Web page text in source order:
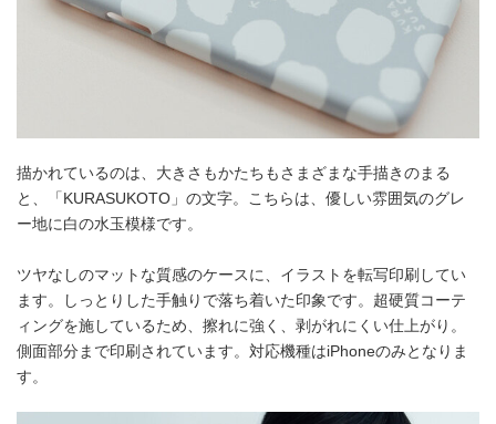
描かれているのは、大きさもかたちもさまざまな手描きのまる
と、「KURASUKOTO」の文字。こちらは、優しい雰囲気のグレ
ー地に白の水玉模様です。
ツヤなしのマットな質感のケースに、イラストを転写印刷してい
ます。しっとりした手触りで落ち着いた印象です。超硬質コーテ
ィングを施しているため、擦れに強く、剥がれにくい仕上がり。
側面部分まで印刷されています。対応機種はiPhoneのみとなりま
す。